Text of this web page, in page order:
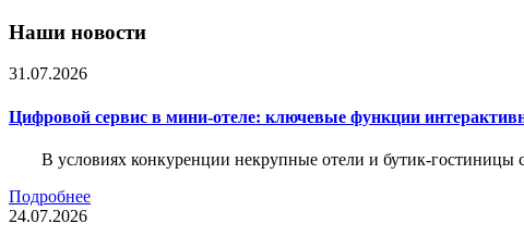
Наши новости
31.07.2026
Цифровой сервис в мини-отеле: ключевые функции
В условиях конкуренции некрупные отели и бутик-гостиницы
Подробнее
24.07.2026